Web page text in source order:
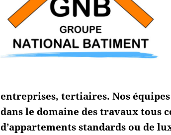
entreprises, tertiaires. Nos
dans le domaine des travaux tous
d’appartements standards ou de